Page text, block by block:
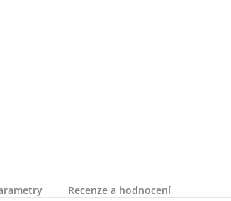
Recenze a hodnocení